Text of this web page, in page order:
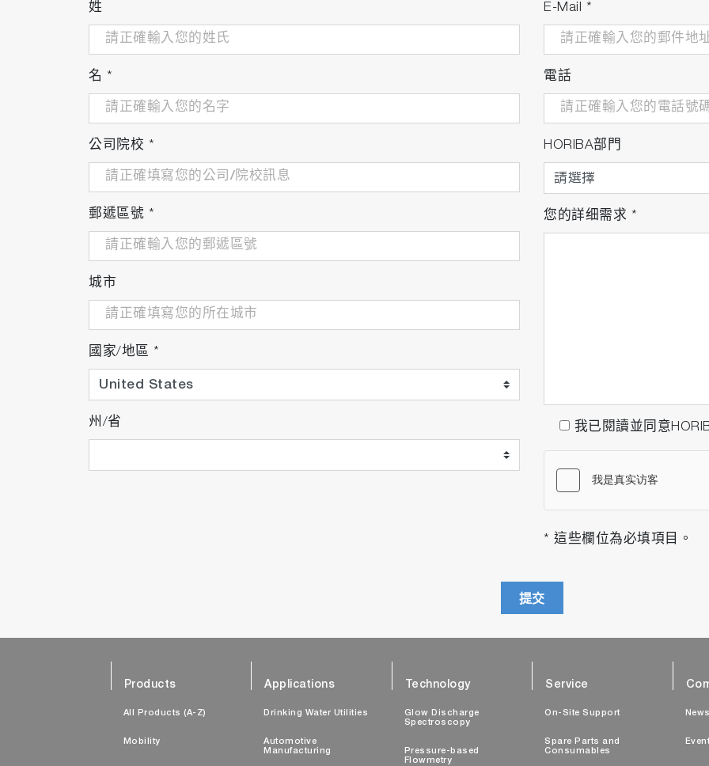
姓
名 *
公司院校 *
郵遞區號 *
城市
國家/地區 *
州/省
E-Mail *
電話
HORIBA部門
您的詳细需求 *
我已閱讀並同意
* 這些欄位為必填項目。
提交
Products
All Products (A-Z)
Mobility
Applications
Drinking Water Utilities
Automotive
Manufacturing
Technology
Glow Discharge
Spectroscopy
Pressure-based
Flowmetry
Service
On-Site Support
Spare Parts and
Consumables